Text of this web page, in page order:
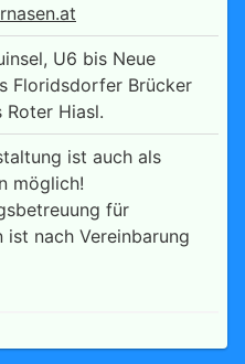
U6 bis Neue
Floridsdorfer Brücker
Hiasl.
ist auch als
möglich!
für
nach Vereinbarung